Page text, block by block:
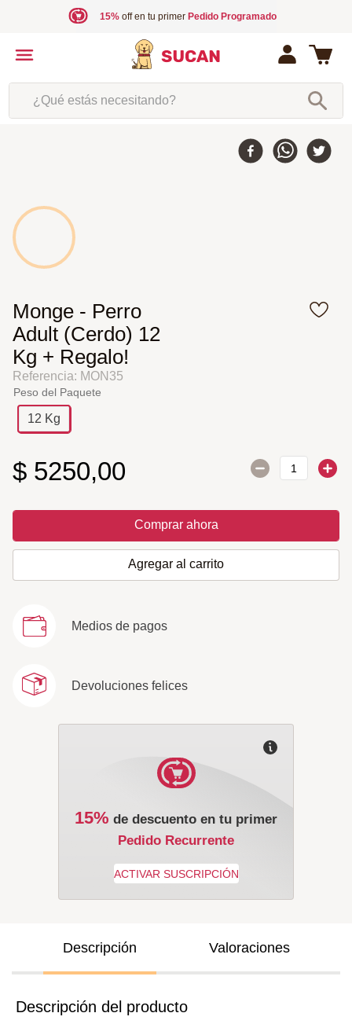
15%off en tu primer Pedido Programado
¿Qué estás necesitando?
Monge - Perro
Adult (Cerdo) 12
Kg + Regalo!
Referencia: MON35
Peso del Paquete
12 Kg
$ 5250,00
Comprar ahora
Agregar al carrito
Medios de pagos
Devoluciones felices
15% de descuento en tu primer
Pedido Recurrente
Descripción Valoraciones
Descripción del producto